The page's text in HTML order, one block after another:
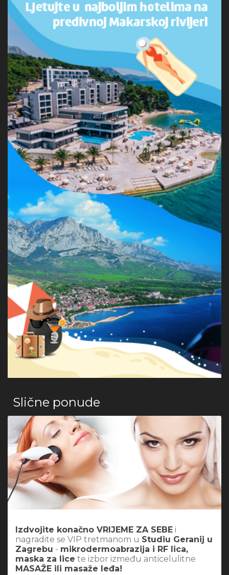
Slične ponude
Izdvojite konačno VRIJEME ZA SEBE i
nagradite se VIP tretmanom u Studiu Geranij u
Zagrebu - mikrodermoabrazija i RF lica,
maska za lice te izbor između anticelulitne
MASAŽE ili masaže leđa!